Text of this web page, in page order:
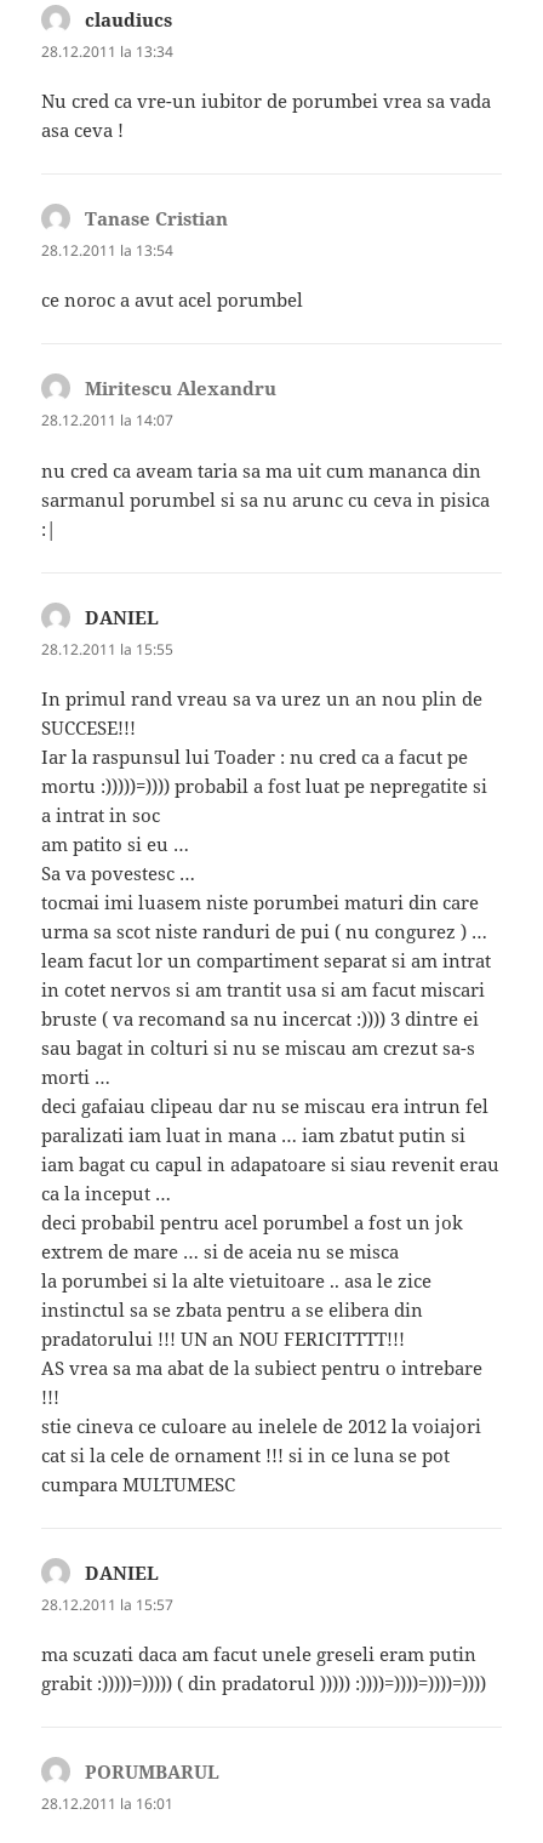
claudiucs
28.12.2011 la 13:34
Nu cred ca vre-un iubitor de porumbei vrea sa vada
asa ceva !
Tanase Cristian
28.12.2011 la 13:54
ce noroc a avut acel porumbel
Miritescu Alexandru
28.12.2011 la 14:07
nu cred ca aveam taria sa ma uit cum mananca din
sarmanul porumbel si sa nu arunc cu ceva in pisica
:|
DANIEL
28.12.2011 la 15:55
In primul rand vreau sa va urez un an nou plin de
SUCCESE!!!
Iar la raspunsul lui Toader : nu cred ca a facut pe
mortu :)))))=)))) probabil a fost luat pe nepregatite si
a intrat in soc
am patito si eu …
Sa va povestesc …
tocmai imi luasem niste porumbei maturi din care
urma sa scot niste randuri de pui ( nu congurez ) …
leam facut lor un compartiment separat si am intrat
in cotet nervos si am trantit usa si am facut miscari
bruste ( va recomand sa nu incercat :)))) 3 dintre ei
sau bagat in colturi si nu se miscau am crezut sa-s
morti …
deci gafaiau clipeau dar nu se miscau era intrun fel
paralizati iam luat in mana … iam zbatut putin si
iam bagat cu capul in adapatoare si siau revenit erau
ca la inceput …
deci probabil pentru acel porumbel a fost un jok
extrem de mare … si de aceia nu se misca
la porumbei si la alte vietuitoare .. asa le zice
instinctul sa se zbata pentru a se elibera din
pradatorului !!! UN an NOU FERICITTTT!!!
AS vrea sa ma abat de la subiect pentru o intrebare
!!!
stie cineva ce culoare au inelele de 2012 la voiajori
cat si la cele de ornament !!! si in ce luna se pot
cumpara MULTUMESC
DANIEL
28.12.2011 la 15:57
ma scuzati daca am facut unele greseli eram putin
grabit :)))))=))))) ( din pradatorul ))))) :))))=))))=))))=))))
PORUMBARUL
28.12.2011 la 16:01